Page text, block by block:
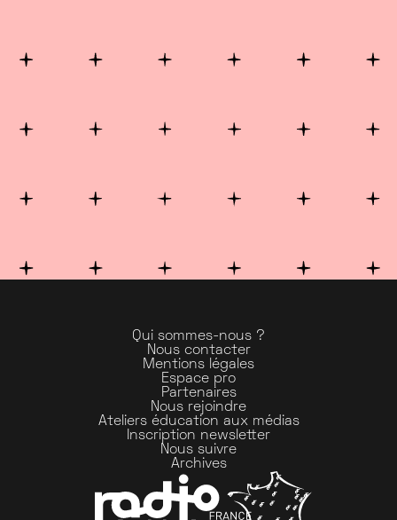
Qui sommes-nous ?
Nous contacter
Mentions légales
Espace pro
Partenaires
Nous rejoindre
Ateliers éducation aux médias
Inscription newsletter
Nous suivre
Archives